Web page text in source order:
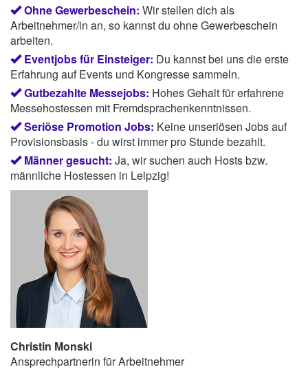
Ohne Gewerbeschein: Wir stellen dich als
Arbeitnehmer/in an, so kannst du ohne Gewerbeschein
arbeiten.
Eventjobs für Einsteiger: Du kannst bei uns die erste
Erfahrung auf Events und Kongresse sammeln.
Gutbezahlte Messejobs: Hohes Gehalt für erfahrene
Messehostessen mit Fremdsprachenkenntnissen.
Seriöse Promotion Jobs: Keine unseriösen Jobs auf
Provisionsbasis - du wirst immer pro Stunde bezahlt.
Männer gesucht: Ja, wir suchen auch Hosts bzw.
männliche Hostessen in Leipzig!
Christin Monski
Ansprechpartnerin für Arbeitnehmer